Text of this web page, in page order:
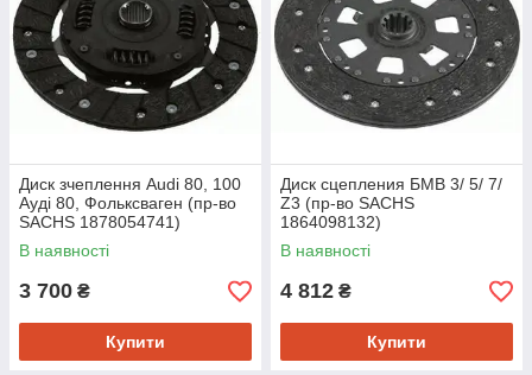
Диск зчеплення Audi 80, 100
Ауді 80, Фольксваген (пр-во
SACHS 1878054741)
В наявності
3 700 ₴
Купити
Диск сцепления БМВ 3/ 5/ 7/
Z3 (пр-во SACHS
1864098132)
В наявності
4 812 ₴
Купити